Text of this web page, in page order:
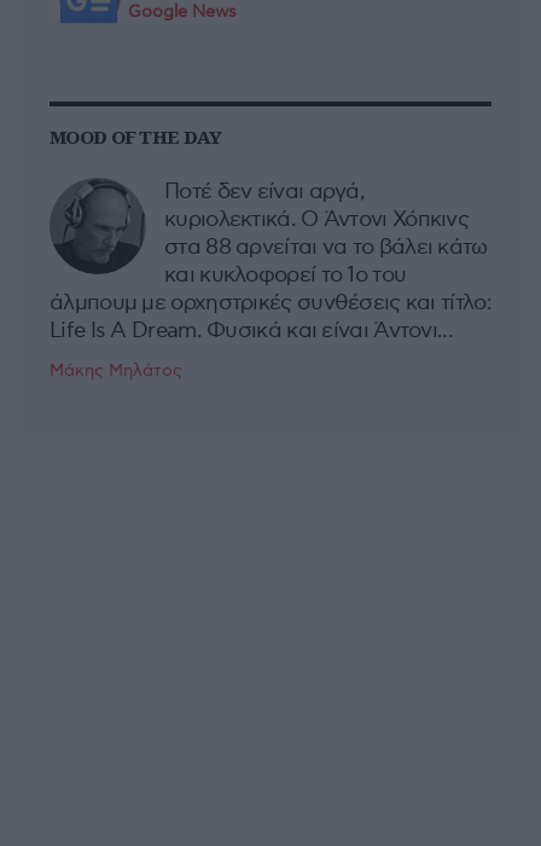
Google News
MOOD OF THE DAY
Ποτέ δεν είναι αργά,
κυριολεκτικά. Ο Άντονι Χόπκινς
στα 88 αρνείται να το βάλει κάτω
και κυκλοφορεί το 1ο του
άλμπουμ με ορχηστρικές συνθέσεις και τίτλο:
Life Is A Dream. Φυσικά και είναι Άντονι...
Μάκης Μηλάτος